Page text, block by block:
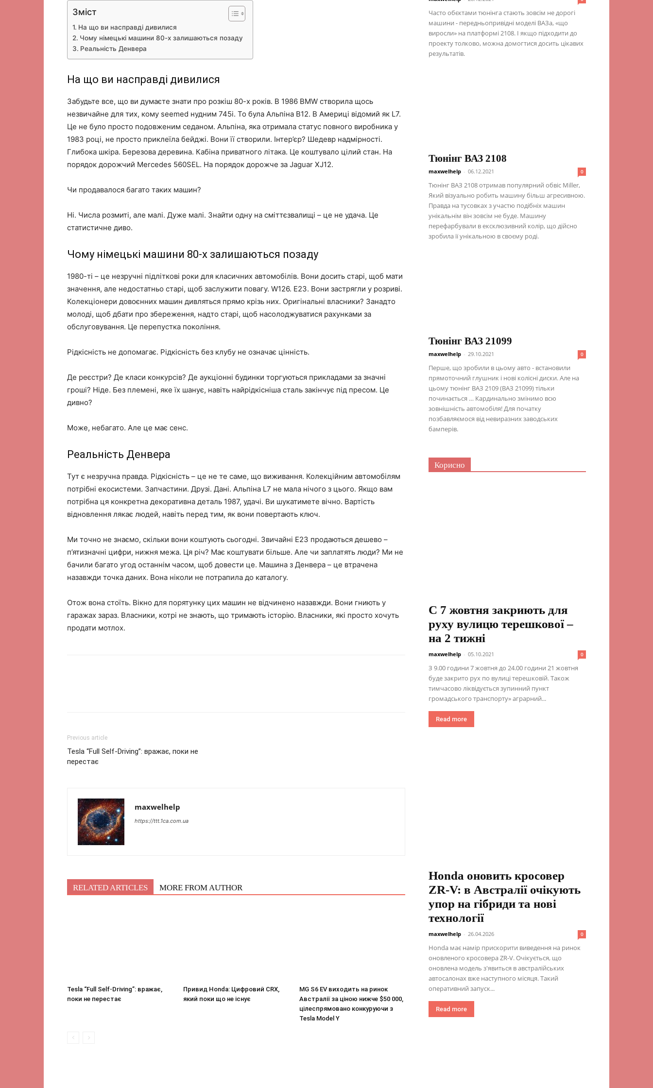
Зміст
На що ви насправді дивилися
Чому німецькі машини 80-х залишаються позаду
Реальність Денвера
На що ви насправді дивилися
Забудьте все, що ви думаєте знати про розкіш 80-х років. В 1986 BMW створила щось
незвичайне для тих, кому seemed нудним 745i. То була Альпіна B12. В Америці відомий як L7.
Це не було просто подовженим седаном. Альпіна, яка отримала статус повного виробника у
1983 році, не просто приклеїла бейджі. Вони її створили. Інтер’єр? Шедевр надмірності.
Глибока шкіра. Березова деревина. Кабіна приватного літака. Це коштувало цілий стан. На
порядок дорожчий Mercedes 560SEL. На порядок дорожче за Jaguar XJ12.
Чи продавалося багато таких машин?
Ні. Числа розмиті, але малі. Дуже малі. Знайти одну на сміттєзвалищі – це не удача. Це
статистичне диво.
Чому німецькі машини 80-х залишаються позаду
1980-ті – це незручні підліткові роки для класичних автомобілів. Вони досить старі, щоб мати
значення, але недостатньо старі, щоб заслужити повагу. W126. E23. Вони застрягли у розриві.
Колекціонери довоєнних машин дивляться прямо крізь них. Оригінальні власники? Занадто
молоді, щоб дбати про збереження, надто старі, щоб насолоджуватися рахунками за
обслуговування. Це перепустка покоління.
Рідкісність не допомагає. Рідкісність без клубу не означає цінність.
Де реєстри? Де класи конкурсів? Де аукціонні будинки торгуються прикладами за значні
гроші? Ніде. Без племені, яке їх шанує, навіть найрідкісніша сталь закінчує під пресом. Це
дивно?
Може, небагато. Але це має сенс.
Реальність Денвера
Тут є незручна правда. Рідкісність – це не те саме, що виживання. Колекційним автомобілям
потрібні екосистеми. Запчастини. Друзі. Дані. Альпіна L7 не мала нічого з цього. Якщо вам
потрібна ця конкретна декоративна деталь 1987, удачі. Ви шукатимете вічно. Вартість
відновлення лякає людей, навіть перед тим, як вони повертають ключ.
Ми точно не знаємо, скільки вони коштують сьогодні. Звичайні E23 продаються дешево –
п’ятизначні цифри, нижня межа. Ця річ? Має коштувати більше. Але чи заплатять люди? Ми не
бачили багато угод останнім часом, щоб довести це. Машина з Денвера – це втрачена
назавжди точка даних. Вона ніколи не потрапила до каталогу.
Отож вона стоїть. Вікно для порятунку цих машин не відчинено назавжди. Вони гниють у
гаражах зараз. Власники, котрі не знають, що тримають історію. Власники, які просто хочуть
продати мотлох.
Previous article
Tesla “Full Self-Driving”: вражає, поки не
перестає
maxwelhelp
https://ttt.1ca.com.ua
RELATED ARTICLES MORE FROM AUTHOR
Tesla “Full Self-Driving”: вражає,
поки не перестає
Привид Honda: Цифровий CRX,
який поки що не існує
MG S6 EV виходить на ринок
Австралії за ціною нижче $50 000,
цілеспрямовано конкуруючи з
Tesla Model Y
Часто обєктами тюнінга стають зовсім не дорогі
машини - передньопривідні моделі ВАЗа, «що
виросли» на платформі 2108. І якщо підходити до
проекту толково, можна домогтися досить цікавих
результатів.
Тюнінг ВАЗ 2108
maxwelhelp - 06.12.2021 0
Тюнінг ВАЗ 2108 отримав популярний обвіс Miller,
Який візуально робить машину більш агресивною.
Правда на тусовках з участю подібніх машин
унікальнім він зовсім не буде. Машину
перефарбували в ексклюзивний колір, що дійсно
зробила її унікальною в своєму роді.
Тюнінг ВАЗ 21099
maxwelhelp - 29.10.2021 0
Перше, що зробили в цьому авто - встановили
прямоточний глушник і нові колісні диски. Але на
цьому тюнінг ВАЗ 2109 (ВАЗ 21099) тільки
починається … Кардинально змінимо всю
зовнішність автомобіля! Для початку
позбавляємося від невиразних заводських
бамперів.
Корисно
C 7 жовтня закриють для
руху вулицю терешкової –
на 2 тижні
maxwelhelp - 05.10.2021 0
З 9.00 години 7 жовтня до 24.00 години 21 жовтня
буде закрито рух по вулиці терешковій. Також
тимчасово ліквідується зупинний пункт
громадського транспорту» аграрний...
Read more
Honda оновить кросовер
ZR-V: в Австралії очікують
упор на гібриди та нові
технології
maxwelhelp - 26.04.2026 0
Honda має намір прискорити виведення на ринок
оновленого кросовера ZR-V. Очікується, що
оновлена ​​модель з'явиться в австралійських
автосалонах вже наступного місяця. Такий
оперативний запуск...
Read more